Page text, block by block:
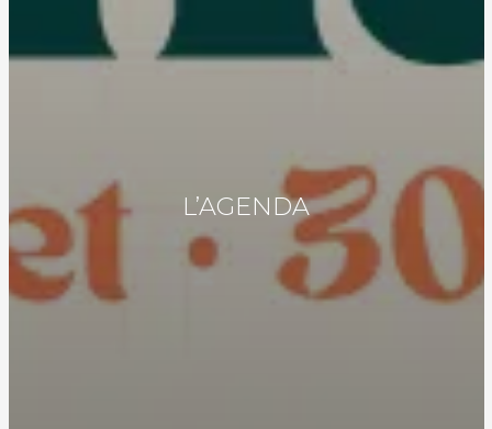
L’AGENDA